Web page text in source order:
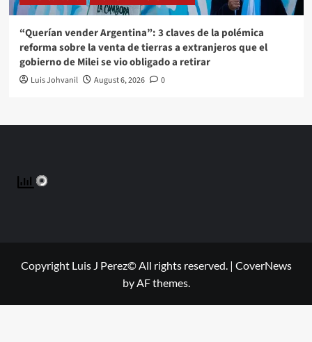
“Querían vender Argentina”: 3 claves de la polémica
reforma sobre la venta de tierras a extranjeros que el
gobierno de Milei se vio obligado a retirar
Luis Johvanil August 6, 2026 0
Copyright Luis J Perez© All rights reserved. | CoverNews
by AF themes.